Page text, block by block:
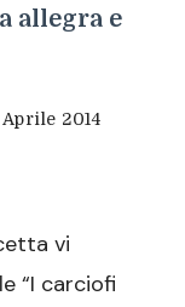
allegra e
Aprile 2014
vi
“I carciofi